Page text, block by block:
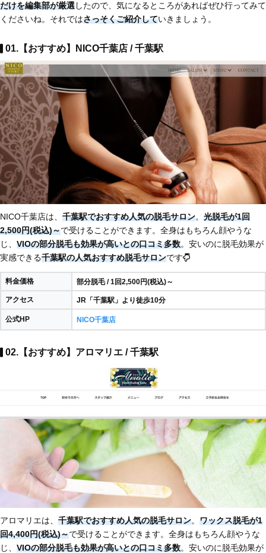
だけを編集部が厳選したので、気になるところがあればぜひ行ってみて
くださいね。それではさっそくご紹介していきましょう。
01.【おすすめ】NICO千葉店 / 千葉駅
NICO千葉店は、 千葉駅でおすすめ人気の脱毛サロン。 光脱毛が1回
2,500円(税込)～で受けることができます。全身はもちろん顔やうな
じ、 VIOの部分脱毛も効果が高いとの口コミ多数。安いのに脱毛効果が
実感できる千葉駅の人気おすすめ脱毛サロンです
料金価格 部分脱毛 / 1回2,500円(税込)～
アクセス JR「千葉駅」より徒歩10分
公式HP NICO千葉店
02.【おすすめ】アロマリエ / 千葉駅
アロマリエは、 千葉駅でおすすめ人気の脱毛サロン。 ワックス脱毛が1
回4,400円(税込)～で受けることができます。全身はもちろん顔やうな
じ、 VIOの部分脱毛も効果が高いとの口コミ多数。安いのに脱毛効果が